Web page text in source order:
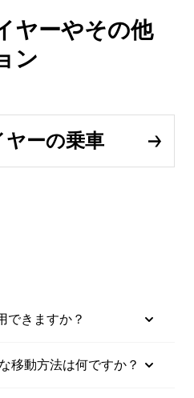
ヤーやその他
ン
ーの乗車
できますか？
移動方法は何ですか？